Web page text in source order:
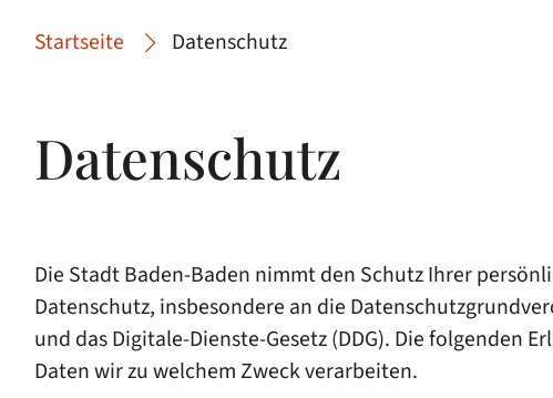
Startseite Datenschutz
Datenschutz
Die Stadt Baden-Baden nimmt den Schutz Ihrer
Datenschutz, insbesondere an die
und das Digitale-Dienste-Gesetz (DDG). Die folgenden
Daten wir zu welchem Zweck verarbeiten.